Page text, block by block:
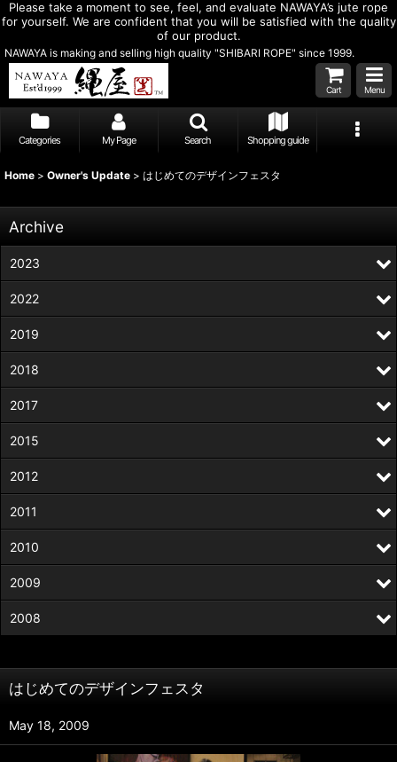
Please take a moment to see, feel, and evaluate NAWAYA’s jute rope
for yourself. We are confident that you will be satisfied with the quality
of our product.
NAWAYA is making and selling high quality "SHIBARI ROPE" since 1999.
Cart Menu
Categories My Page Search Shopping guide
Home > Owner's Update > はじめてのデザインフェスタ
はじめてのデザインフェスタ
May 18, 2009
Archive
2023
2022
2019
2018
2017
2015
2012
2011
2010
2009
2008